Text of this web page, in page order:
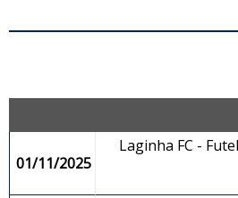
01/11/2025
Laginha FC -